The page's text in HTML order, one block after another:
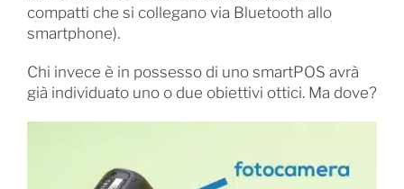
compatti che si collegano via Bluetooth allo
smartphone).
Chi invece è in possesso di uno smartPOS avrà
già individuato uno o due obiettivi ottici. Ma dove?